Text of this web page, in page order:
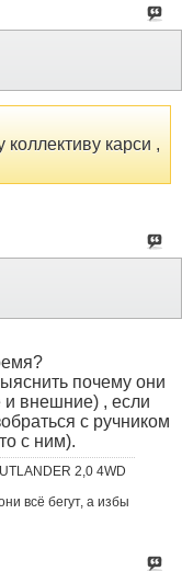
карси ,
почему они
и внешние) , если
с ручником
с ним).
2,0 4WD
всё бегут, а избы